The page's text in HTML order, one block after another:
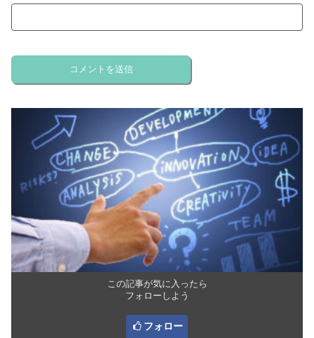
この記事が気に入ったら
フォローしよう
フォロー